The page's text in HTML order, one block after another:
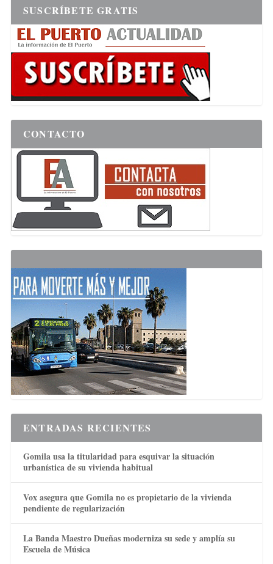
SUSCRÍBETE GRATIS
CONTACTO
ENTRADAS RECIENTES
Gomila usa la titularidad para esquivar la situación
urbanística de su vivienda habitual
Vox asegura que Gomila no es propietario de la vivienda
pendiente de regularización
La Banda Maestro Dueñas moderniza su sede y amplía su
Escuela de Música